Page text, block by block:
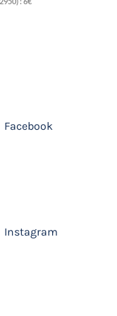
Facebook
Instagram